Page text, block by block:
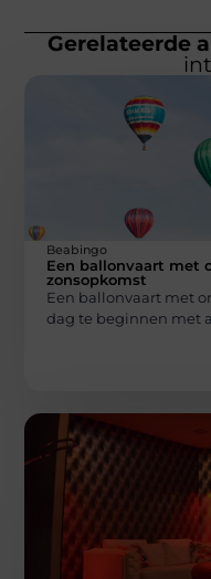
Gerelateerde
Beabingo
Een ballonvaart met
zonsopkomst
Een ballonvaart met
dag te beginnen met